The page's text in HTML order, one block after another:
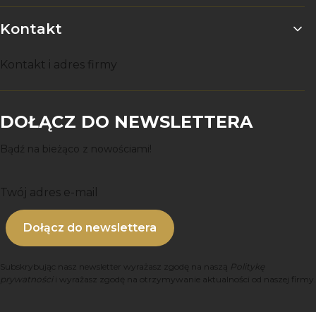
Kontakt
Kontakt i adres firmy
DOŁĄCZ DO NEWSLETTERA
Bądź na bieżąco z nowościami!
Twój adres e-mail
Dołącz do newslettera
Subskrybując nasz newsletter wyrażasz zgodę na naszą Politykę
prywatności
i wyrażasz zgodę na otrzymywanie aktualności od naszej firmy.